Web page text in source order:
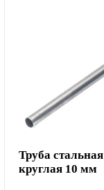
Труба стальная
круглая 10 мм